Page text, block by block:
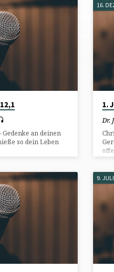
Gedenke an deinen
so dein Leben
16.
1.
Dr.
9.